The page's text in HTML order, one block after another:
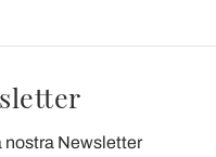
nostra Newsletter